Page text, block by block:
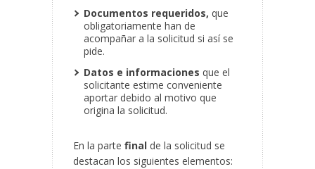
Documentos requeridos, que
obligatoriamente han de
acompañar a la solicitud si así se
pide.
Datos e informaciones que el
solicitante estime conveniente
aportar debido al motivo que
origina la solicitud.
En la parte final de la solicitud se
destacan los siguientes elementos: